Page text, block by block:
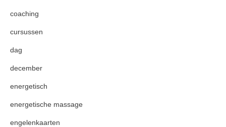
coaching
cursussen
dag
december
energetisch
energetische massage
engelenkaarten